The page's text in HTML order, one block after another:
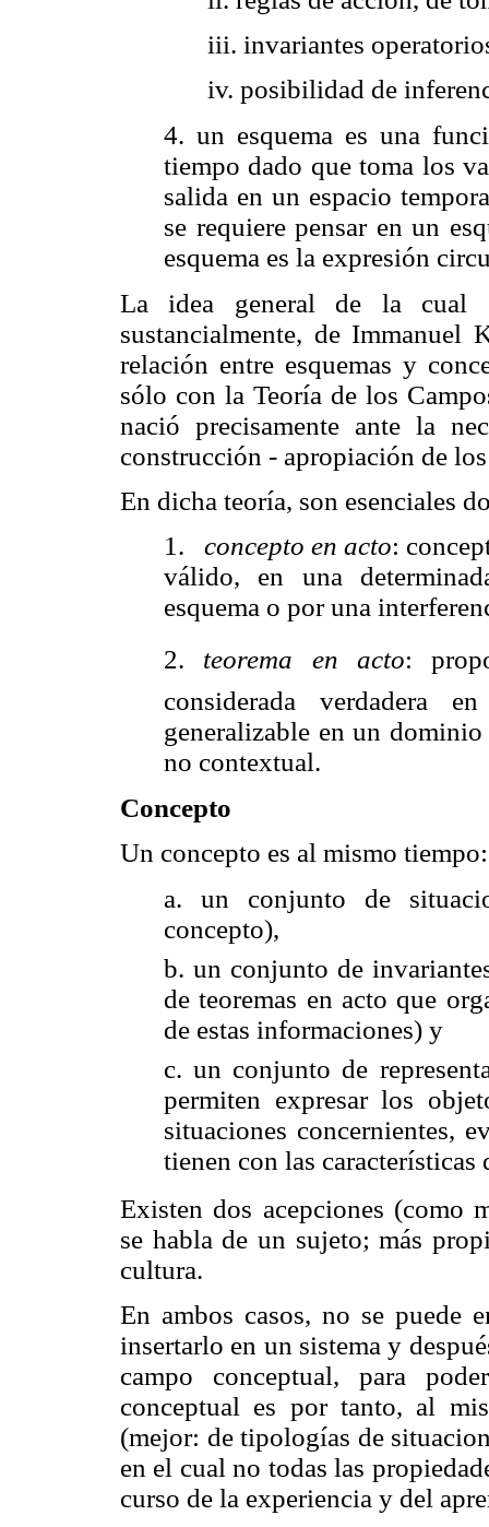
iii. invariantes
iv. posibilidad de
4. un esquema es una
tiempo dado que toma los
salida en un espacio
se requiere pensar en un
esquema es la expresión
La idea general de la cual
sustancialmente, de Immanuel
relación entre esquemas y
sólo con la Teoría de los
nació precisamente ante la
construcción - apropiación de
En dicha teoría, son esenciales
1.
concepto en acto:
válido, en una
esquema o por una
2.
teorema en acto:
considerada verdadera
generalizable en un
no contextual.
Concepto
Un concepto es al mismo tiempo:
a.
un conjunto de
concepto),
b. un conjunto de
de teoremas en acto que
de estas informaciones) y
c. un conjunto de
permiten expresar los
situaciones concernientes,
tienen con las características
Existen dos acepciones (como
se habla de un sujeto; más
cultura.
En ambos casos, no se puede
insertarlo en un sistema y
campo conceptual, para
conceptual es por tanto, al
(mejor: de tipologías de
en el cual no todas las
curso de la experiencia y del